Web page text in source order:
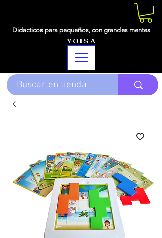
Didacticos para pequeños, con grandes mentes
Y O I S A